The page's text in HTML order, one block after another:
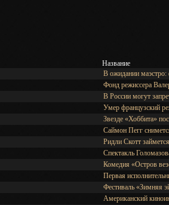
Название
В ожидании маэстро:
Фонд режиссера
В России могут
Умер французский
Звезде «Хоббита»
Саймон Пегг
Ридли Скотт
Спектакль
Комедия «Остров
Первая
Фестиваль «Зимняя
Американский